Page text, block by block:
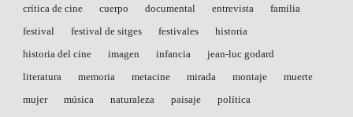
crítica de cine
cuerpo documental entrevista
familia
festival
festival de sitges festivales
historia
historia del cine
imagen infancia
jean-luc godard
literatura
memoria metacine mirada montaje
muerte
mujer
música naturaleza paisaje
política